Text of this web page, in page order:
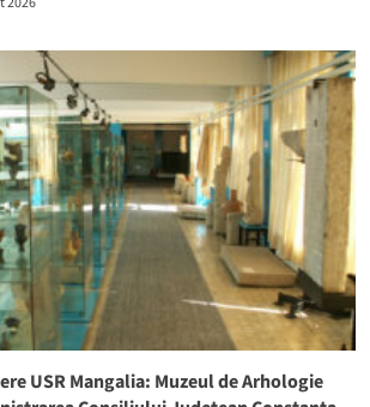
USR Mangalia: Muzeul de Arhologie